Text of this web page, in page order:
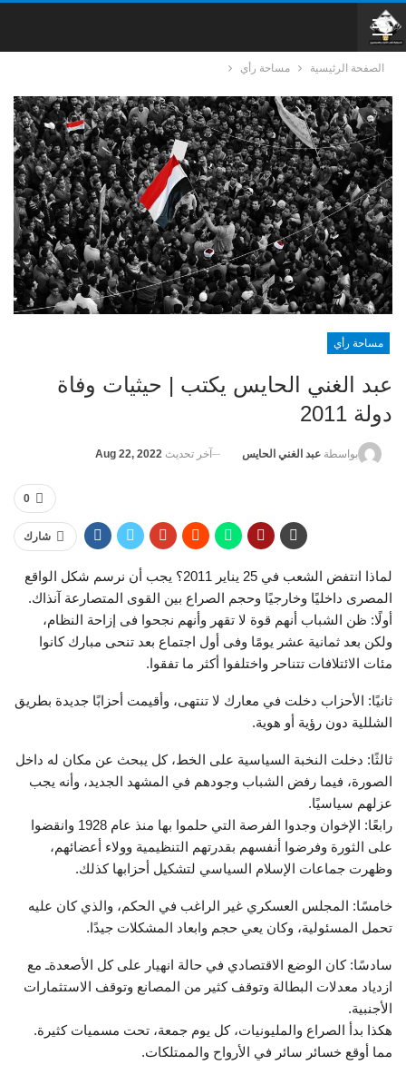
الصفحة الرئيسية مساحة رأي
مساحة رأي
عبد الغني الحايس يكتب | حيثيات وفاة
دولة 2011
بواسطة عبد الغني الحايس آخر تحديث Aug 22, 2022
0
شارك
لماذا انتفض الشعب في 25 يناير 2011؟ يجب أن نرسم شكل الواقع
المصرى داخليًا وخارجيًا وحجم الصراع بين القوى المتصارعة آنذاك.
أولًا: ظن الشباب أنهم قوة لا تقهر وأنهم نجحوا فى إزاحة النظام،
ولكن بعد ثمانية عشر يومًا وفى أول اجتماع بعد تنحى مبارك كانوا
مئات الائتلافات تتناحر واختلفوا أكثر ما تفقوا.
ثانيًا: الأحزاب دخلت في معارك لا تنتهى، وأقيمت أحزابًا جديدة بطريق
الشللية دون رؤية أو هوية.
ثالثًا: دخلت النخبة السياسية على الخط، كل يبحث عن مكان له داخل
الصورة، فيما رفض الشباب وجودهم في المشهد الجديد، وأنه يجب
عزلهم سياسيًا.
رابعًا: الإخوان وجدوا الفرصة التي حلموا بها منذ عام 1928 وانقضوا
على الثورة وفرضوا أنفسهم بقدرتهم التنظيمية وولاء أعضائهم،
وظهرت جماعات الإسلام السياسي لتشكيل أحزابها كذلك.
خامسًا: المجلس العسكري غير الراغب في الحكم، والذي كان عليه
تحمل المسئولية، وكان يعي حجم وابعاد المشكلات جيدًا.
سادسًا: كان الوضع الاقتصادي في حالة انهيار على كل الأصعدةـ مع
ازدياد معدلات البطالة وتوقف كثير من المصانع وتوقف الاستثمارات
الأجنبية.
هكذا بدأ الصراع والمليونيات، كل يوم جمعة، تحت مسميات كثيرة.
مما أوقع خسائر سائر في الأرواح والممتلكات.